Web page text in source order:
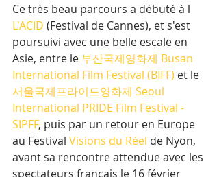
Ce très beau parcours a débuté à l
L'ACID (Festival de Cannes), et s'est
poursuivi avec une belle escale en
Asie, entre le 부산국제영화제 Busan
International Film Festival (BIFF) et le
서울국제프라이드영화제 Seoul
International PRIDE Film Festival -
SIPFF, puis par un retour en Europe
au Festival Visions du Réel de Nyon,
avant sa rencontre attendue avec les
spectateurs français le 16 février